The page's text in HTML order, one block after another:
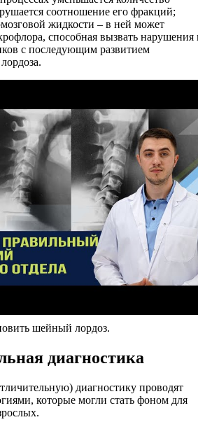
соотношение его фракций;
жидкости – в ней может
способная вызвать нарушения
с последующим развитием
шейный лордоз.
диагностика
диагностику проводят
которые могли стать фоном для